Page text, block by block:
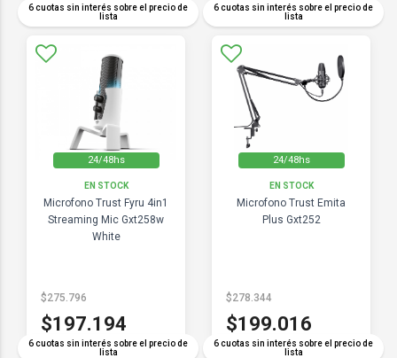
6 cuotas sin interés sobre el precio de
lista
6 cuotas sin interés sobre el precio de
lista
24/48hs
EN STOCK
Microfono Trust Fyru 4in1
Streaming Mic Gxt258w
White
6 cuotas sin interés sobre el precio de
lista
$275.796
$197.194
24/48hs
EN STOCK
Microfono Trust Emita
Plus Gxt252
6 cuotas sin interés sobre el precio de
lista
$278.344
$199.016